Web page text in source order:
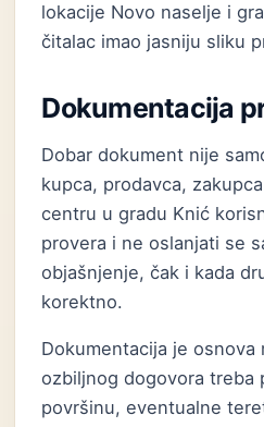
lokacije Novo naselje i
čitalac imao jasniju sliku
Dokumentacija
Dobar dokument nije
kupca, prodavca,
centru u gradu Knić
provera i ne oslanjati se
objašnjenje, čak i kada
korektno.
Dokumentacija je osnova
ozbiljnog dogovora treba
površinu, eventualne